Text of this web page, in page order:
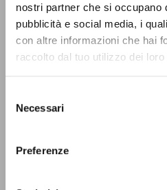
nostri partner che si occupano
pubblicità e social media, i
con altre informazioni che hai
raccolto dal tuo utilizzo dei
delNecessari
Preferenze
Glinka ElenaTraductor
Men' AleksandrCorolario
Stafford James Francis
2000
RESULTADOS